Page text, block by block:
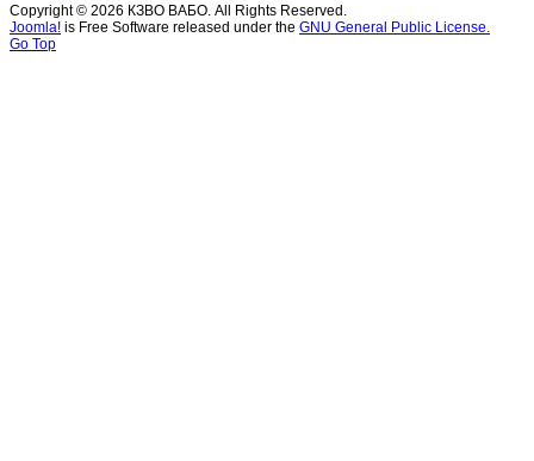
Copyright © 2026 КЗВО ВАБО. All Rights Reserved.
Joomla! is Free Software released under the GNU General Public License.
Go Top